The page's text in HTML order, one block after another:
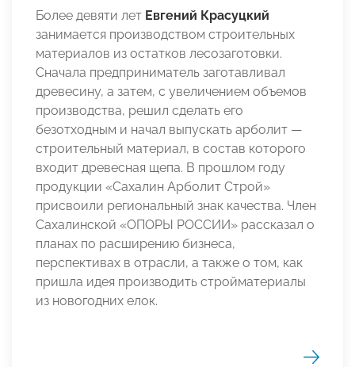
Более девяти лет Евгений Красуцкий
занимается производством строительных
материалов из остатков лесозаготовки.
Сначала предприниматель заготавливал
древесину, а затем, с увеличением объемов
производства, решил сделать его
безотходным и начал выпускать арболит —
строительный материал, в состав которого
входит древесная щепа. В прошлом году
продукции «Сахалин Арболит Строй»
присвоили региональный знак качества. Член
Сахалинской «ОПОРЫ РОССИИ» рассказал о
планах по расширению бизнеса,
перспективах в отрасли, а также о том, как
пришла идея производить стройматериалы
из новогодних елок.